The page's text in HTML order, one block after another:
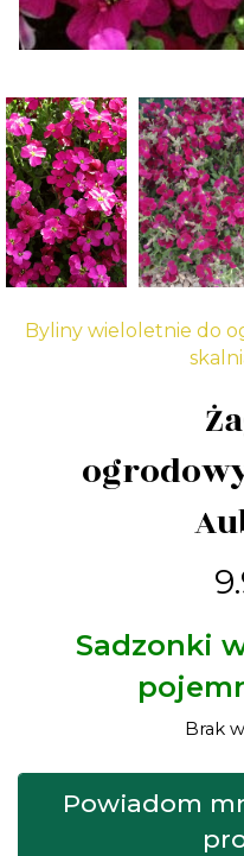
Byliny wieloletnie do
Sadzonki
Brak
Powiadom